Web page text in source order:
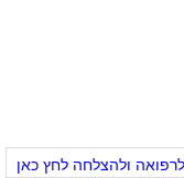
לחץ כאן